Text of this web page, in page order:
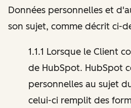
Données personnelles et
son sujet, comme décrit ci-
1.1.1 Lorsque le Client
de HubSpot. HubSpot
personnelles au sujet
celui-ci remplit des